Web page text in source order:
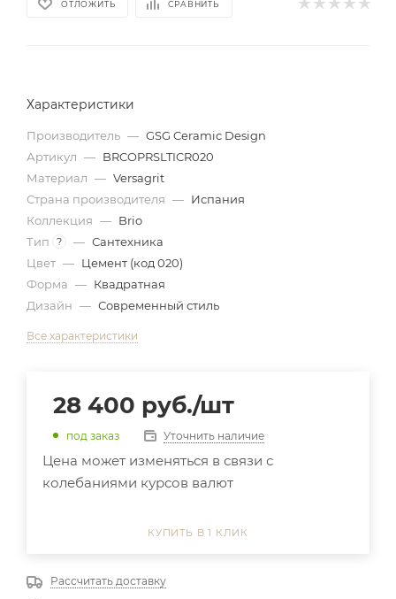
ОТЛОЖИТЬ СРАВНИТЬ
Характеристики
Производитель — GSG Ceramic Design
Артикул — BRCOPRSLTICR020
Материал — Versagrit
Страна производителя — Испания
Коллекция — Brio
Тип
? — Сантехника
Цвет — Цемент (код 020)
Форма — Квадратная
Дизайн — Современный стиль
Все характеристики
28 400 руб./шт
под заказ Уточнить наличие
Цена может изменяться в связи с
колебаниями курсов валют
КУПИТЬ В 1 КЛИК
Рассчитать доставку